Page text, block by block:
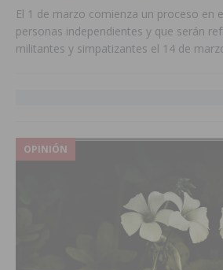
El 1 de marzo comienza un proceso en
personas independientes y que serán
militantes y simpatizantes el 14 de
OPINIÓN